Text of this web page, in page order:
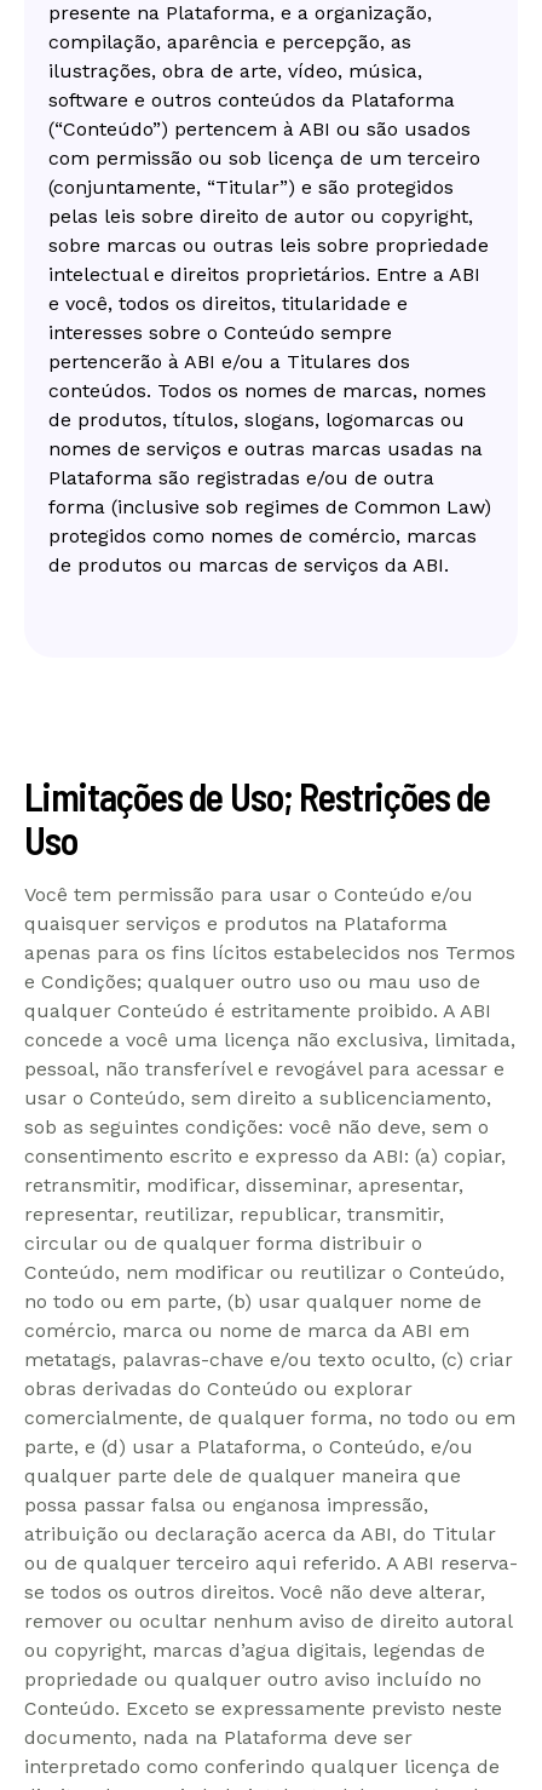
presente na Plataforma, e a organização,
compilação, aparência e percepção, as
ilustrações, obra de arte, vídeo, música,
software e outros conteúdos da Plataforma
(“Conteúdo”) pertencem à ABI ou são usados
com permissão ou sob licença de um terceiro
(conjuntamente, “Titular”) e são protegidos
pelas leis sobre direito de autor ou copyright,
sobre marcas ou outras leis sobre propriedade
intelectual e direitos proprietários. Entre a ABI
e você, todos os direitos, titularidade e
interesses sobre o Conteúdo sempre
pertencerão à ABI e/ou a Titulares dos
conteúdos. Todos os nomes de marcas, nomes
de produtos, títulos, slogans, logomarcas ou
nomes de serviços e outras marcas usadas na
Plataforma são registradas e/ou de outra
forma (inclusive sob regimes de Common Law)
protegidos como nomes de comércio, marcas
de produtos ou marcas de serviços da ABI.
Limitações de Uso; Restrições de
Uso
Você tem permissão para usar o Conteúdo e/ou
quaisquer serviços e produtos na Plataforma
apenas para os fins lícitos estabelecidos nos Termos
e Condições; qualquer outro uso ou mau uso de
qualquer Conteúdo é estritamente proibido. A ABI
concede a você uma licença não exclusiva, limitada,
pessoal, não transferível e revogável para acessar e
usar o Conteúdo, sem direito a sublicenciamento,
sob as seguintes condições: você não deve, sem o
consentimento escrito e expresso da ABI: (a) copiar,
retransmitir, modificar, disseminar, apresentar,
representar, reutilizar, republicar, transmitir,
circular ou de qualquer forma distribuir o
Conteúdo, nem modificar ou reutilizar o Conteúdo,
no todo ou em parte, (b) usar qualquer nome de
comércio, marca ou nome de marca da ABI em
metatags, palavras-chave e/ou texto oculto, (c) criar
obras derivadas do Conteúdo ou explorar
comercialmente, de qualquer forma, no todo ou em
parte, e (d) usar a Plataforma, o Conteúdo, e/ou
qualquer parte dele de qualquer maneira que
possa passar falsa ou enganosa impressão,
atribuição ou declaração acerca da ABI, do Titular
ou de qualquer terceiro aqui referido. A ABI reserva-
se todos os outros direitos. Você não deve alterar,
remover ou ocultar nenhum aviso de direito autoral
ou copyright, marcas d’agua digitais, legendas de
propriedade ou qualquer outro aviso incluído no
Conteúdo. Exceto se expressamente previsto neste
documento, nada na Plataforma deve ser
interpretado como conferindo qualquer licença de